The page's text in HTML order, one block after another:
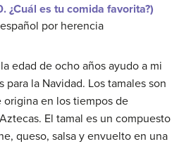
¿Cuál es tu comida favorita?)
por herencia
edad de ocho años ayudo a mi
para la Navidad. Los tamales son
en los tiempos de
El tamal es un compuesto
queso, salsa y envuelto en una